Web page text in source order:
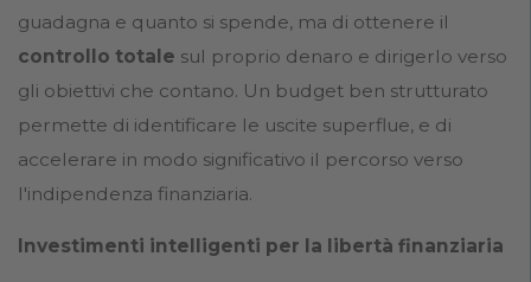
guadagna e quanto si spende, ma di ottenere il
controllo totale sul proprio denaro e dirigerlo verso
gli obiettivi che contano. Un budget ben strutturato
permette di identificare le uscite superflue, e di
accelerare in modo significativo il percorso verso
l'indipendenza finanziaria.
Investimenti intelligenti per la libertà finanziaria